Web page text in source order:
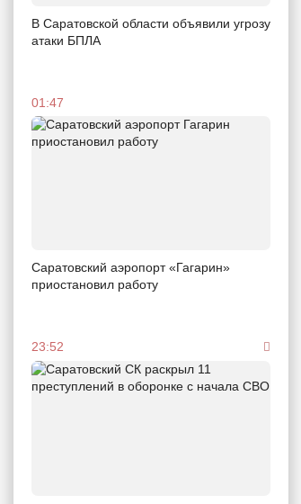
В Саратовской области объявили угрозу
атаки БПЛА
01:47
Саратовский аэропорт «Гагарин»
приостановил работу
23:52